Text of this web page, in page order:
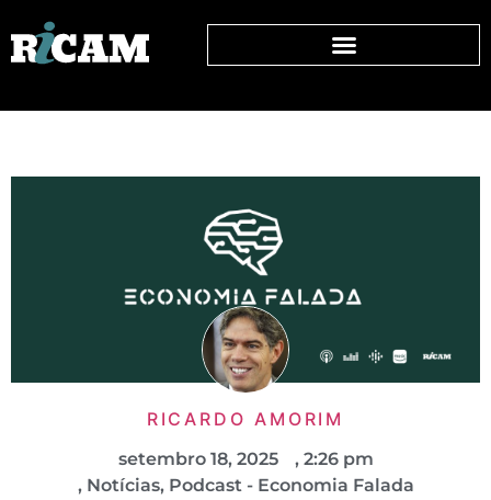
RICARDO AMORIM
setembro 18, 2025 , 2:26 pm
, Notícias, Podcast - Economia Falada